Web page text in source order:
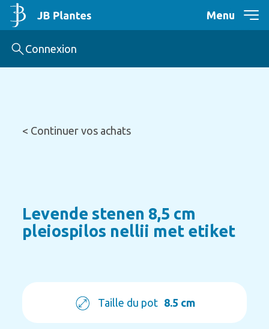
Menu
Connexion
< Continuer vos achats
Levende stenen 8,5 cm
pleiospilos nellii met etiket
Taille du pot 8.5 cm